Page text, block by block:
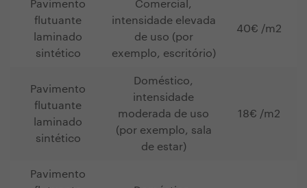
Pavimento
flutuante
laminado
sintético
Comercial,
intensidade elevada
de uso (por
exemplo, escritório)
40€ /m2
Pavimento
flutuante
laminado
sintético
Doméstico,
intensidade
moderada de uso
(por exemplo, sala
de estar)
18€ /m2
Pavimento